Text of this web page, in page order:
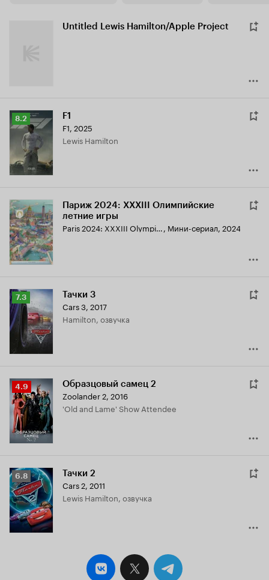
Untitled Lewis Hamilton/Apple Project
Рейтинг
Кинопоиска
8.2
8.2 F1
F1, 2025
Lewis Hamilton
Париж 2024: XXXIII Олимпийские
летние игры
Paris 2024: XXXIII Olympic Summer Games, Мини-сериал, 2024
Рейтинг
Кинопоиска
7.3
7.3 Тачки 3
Cars 3, 2017
Hamilton, озвучка
Рейтинг
Кинопоиска
4.9
4.9 Образцовый самец 2
Zoolander 2, 2016
'Old and Lame' Show Attendee
Рейтинг
Кинопоиска
6.8
6.8 Тачки 2
Cars 2, 2011
Lewis Hamilton, озвучка